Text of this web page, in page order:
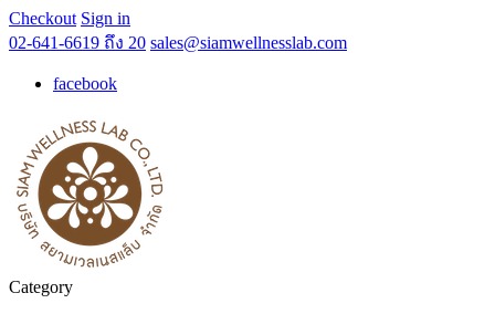
Checkout Sign in
02-641-6619 ถึง 20 sales@siamwellnesslab.com
facebook
Category